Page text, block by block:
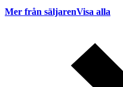
Mer från säljarenVisa alla